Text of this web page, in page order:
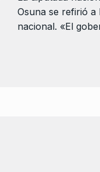
Osuna se refirió
nacional. «El